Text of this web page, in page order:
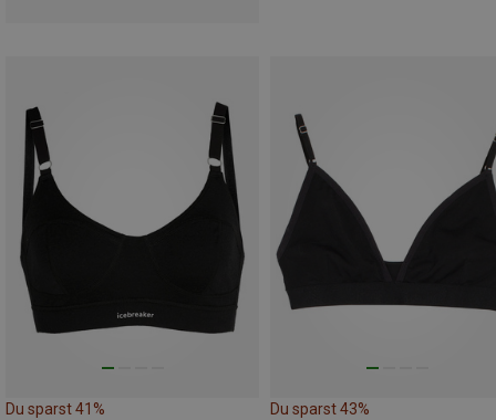
Du sparst 41% Du sparst 43%